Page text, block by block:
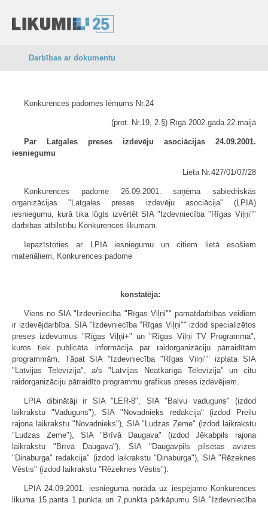
Darbības ar dokumentu
Konkurences padomes lēmums Nr.24
(prot. Nr.19, 2.§) Rīgā 2002.gada 22.maijā
Par Latgales preses izdevēju asociācijas 24.09.2001.
iesniegumu
Lieta Nr.427/01/07/28
Konkurences padome 26.09.2001. saņēma sabiedriskās
organizācijas "Latgales preses izdevēju asociācija" (LPIA)
iesniegumu, kurā tika lūgts izvērtēt SIA "Izdevniecība "Rīgas Viļņi""
darbības atbilstību Konkurences likumam.
Iepazīstoties ar LPIA iesniegumu un citiem lietā esošiem
materiāliem, Konkurences padome
konstatēja:
Viens no SIA "Izdevniecība "Rīgas Viļņi"" pamatdarbības veidiem
ir izdevējdarbība. SIA "Izdevniecība "Rīgas Viļņi"" izdod specializētos
preses izdevumus "Rīgas Viļņi+" un "Rīgas Viļņi TV Programma",
kuros tiek publicēta informācija par raidorganizāciju pārraidītām
programmām. Tāpat SIA "Izdevniecība "Rīgas Vilņi"" izplata SIA
"Latvijas Televīzija", a/s "Latvijas Neatkarīgā Televīzija" un citu
raidorganizāciju pārraidīto programmu grafikus preses izdevējiem.
LPIA dibinātāji ir SIA "LER-8", SIA "Balvu vaduguns" (izdod
laikrakstu "Vaduguns"), SIA "Novadnieks redakcija" (izdod Preiļu
rajona laikrakstu "Novadnieks"), SIA "Ludzas Zeme" (izdod laikrakstu
"Ludzas Zeme"), SIA "Brīvā Daugava" (izdod Jēkabpils rajona
laikrakstu "Brīvā Daugava"), SIA "Daugavpils pilsētas avīzes
"Dinaburga" redakcija" (izdod laikrakstu "Dinaburga"), SIA "Rēzeknes
Vēstis" (izdod laikrakstu "Rēzeknes Vēstis").
LPIA 24.09.2001. iesniegumā norāda uz iespējamo Konkurences
likuma 15.panta 1.punkta un 7.punkta pārkāpumu SIA "Izdevniecība